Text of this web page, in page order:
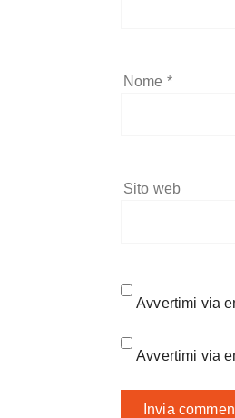
Nome *
Sito web
Avvertimi via
Avvertimi via